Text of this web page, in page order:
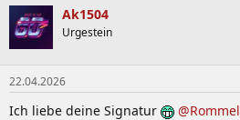
k
t
i
o
n
e
n
Ak1504
Urgestein
22.04.2026
Ich liebe deine Signatur @Rommel